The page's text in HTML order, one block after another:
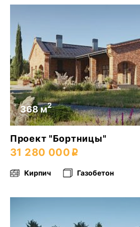
368 м2
Проект "Бортницы"
31 280 000
Кирпич Газобетон